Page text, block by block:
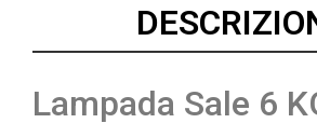
Lampada Sale 6